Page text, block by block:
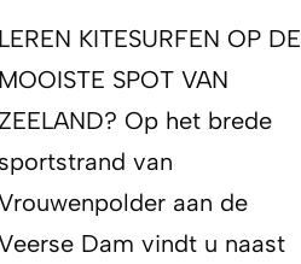
LEREN KITESURFEN OP DE
MOOISTE SPOT VAN
ZEELAND? Op het brede
sportstrand van
aan de
Dam vindt u naast